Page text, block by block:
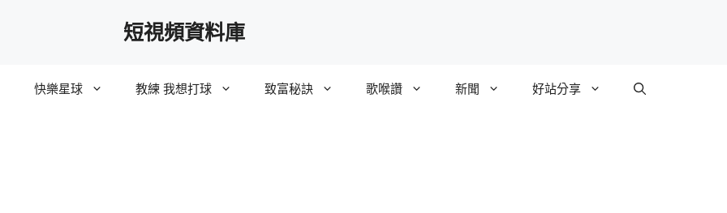
短視頻資料庫
快樂星球 教練 我想打球 致富秘訣 歌喉讚 新聞 好站分享